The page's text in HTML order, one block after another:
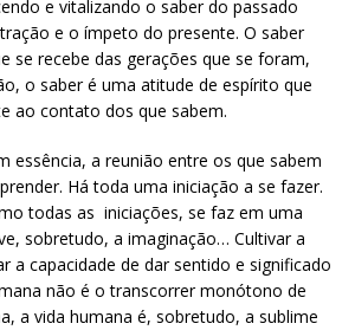
e vitalizando o saber do passado
e o ímpeto do presente. O saber
se recebe das gerações que se foram,
o saber é uma atitude de espírito que
ao contato dos que sabem.
essência, a reunião entre os que sabem
Há toda uma iniciação a se fazer.
todas as iniciações, se faz em uma
sobretudo, a imaginação… Cultivar a
a capacidade de dar sentido e significado
não é o transcorrer monótono de
a vida humana é, sobretudo, a sublime